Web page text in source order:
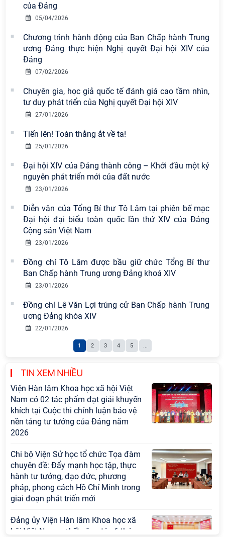
của Đảng
05/04/2026
Chương trình hành động của Ban Chấp hành Trung
ương Đảng thực hiện Nghị quyết Đại hội XIV của
Đảng
07/02/2026
Chuyên gia, học giả quốc tế đánh giá cao tầm nhìn,
tư duy phát triển của Nghị quyết Đại hội XIV
27/01/2026
Tiến lên! Toàn thắng ắt về ta!
25/01/2026
Đại hội XIV của Đảng thành công – Khởi đầu một kỷ
nguyên phát triển mới của đất nước
23/01/2026
Diễn văn của Tổng Bí thư Tô Lâm tại phiên bế mạc
Đại hội đại biểu toàn quốc lần thứ XIV của Đảng
Cộng sản Việt Nam
23/01/2026
Đồng chí Tô Lâm được bầu giữ chức Tổng Bí thư
Ban Chấp hành Trung ương Đảng khoá XIV
23/01/2026
Đồng chí Lê Văn Lợi trúng cử Ban Chấp hành Trung
ương Đảng khóa XIV
22/01/2026
1 2 3 4 5 ...
TIN XEM NHIỀU
Viện Hàn lâm Khoa học xã hội Việt
Nam có 02 tác phẩm đạt giải khuyến
khích tại Cuộc thi chính luận bảo vệ
nền tảng tư tưởng của Đảng năm
2026
Chi bộ Viện Sử học tổ chức Tọa đàm
chuyên đề: Đẩy mạnh học tập, thực
hành tư tưởng, đạo đức, phương
pháp, phong cách Hồ Chí Minh trong
giai đoạn phát triển mới
Đảng ủy Viện Hàn lâm Khoa học xã
hội Việt Nam sơ kết công tác 6 tháng